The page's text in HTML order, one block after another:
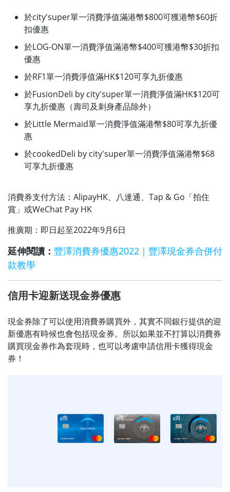
於city'super單一消費淨值滿港幣$800可獲港幣$60折
扣優惠
於LOG-ON單一消費淨值滿港幣$400可獲港幣$30折扣
優惠
於RF1單一消費淨值滿HK$120可享九折優惠
於FusionDeli by city'super單一消費淨值滿HK$120可
享九折優惠（壽司及刺身產品除外）
於Little Mermaid單一消費淨值滿港幣$80可享九折優
惠
於cookedDeli by city'super單一消費淨值滿港幣$68
可享九折優惠
消費券支付方法：AlipayHK、八達通、Tap & Go「拍住
賞」或WeChat Pay HK
推廣期：即日起至2022年9月6日
延伸閱讀： 豐澤消費券優惠2022｜豐澤現金券合併付
款教學
信用卡迎新送現金券優惠
現金券除了可以使用消費券購買外，其實不同銀行提供的迎
新優惠有時候也會包括現金券。所以如果並不打算以消費券
購買現金券作為套現時，也可以考慮申請信用卡獲得現金
券！